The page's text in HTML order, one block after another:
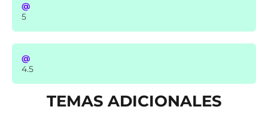
@
5
@
4.5
TEMAS ADICIONALES